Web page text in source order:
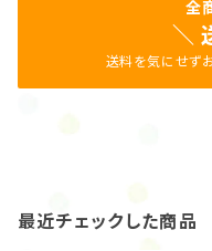
全
＼
送料を気にせず
最近チェックした商品